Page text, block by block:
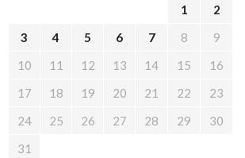
1
2
3
4 5 6 7 8
9
10
11 12 13 14 15
16
17
18 19 20 21 22
23
24
25 26 27 28 29
30
31